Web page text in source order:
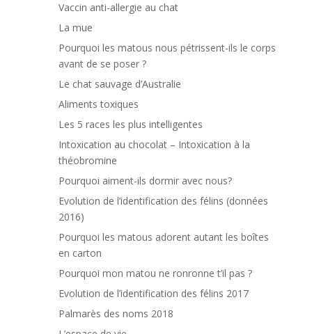
Vaccin anti-allergie au chat
La mue
Pourquoi les matous nous pétrissent-ils le corps
avant de se poser ?
Le chat sauvage d’Australie
Aliments toxiques
Les 5 races les plus intelligentes
Intoxication au chocolat – Intoxication à la
théobromine
Pourquoi aiment-ils dormir avec nous?
Evolution de l’identification des félins (données
2016)
Pourquoi les matous adorent autant les boîtes
en carton
Pourquoi mon matou ne ronronne t’il pas ?
Evolution de l’identification des félins 2017
Palmarès des noms 2018